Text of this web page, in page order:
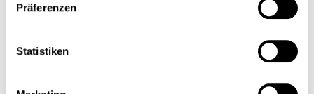
Präferenzen
Statistiken
Kommissionsware
Konvertierung